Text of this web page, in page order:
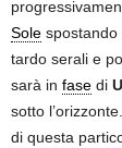
Sole spostando
tardo serali e
sarà in fase di
sotto
di questa